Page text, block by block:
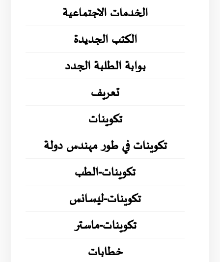
الخدمات الاجتماعية
الكتب الجديدة
بوابة الطلبة الجدد
تعريف
تكوينات
تكوينات في طور مهندس دولة
تكوينات-الطب
تكوينات-ليسانس
تكوينات-ماستر
خطابات